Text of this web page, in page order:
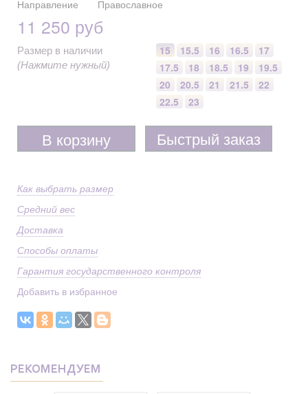
Направление
Православное
11 250 руб
Размер в наличии
(Нажмите нужный)
15 15.5 16 16.5
17
17.5
18 18.5 19
19.5
20
20.5 21 21.5
22
22.5
23
В корзину Быстрый заказ
Как выбрать размер
Средний вес
Доставка
Способы оплаты
Гарантия государственного контроля
Добавить в избранное
РЕКОМЕНДУЕМ